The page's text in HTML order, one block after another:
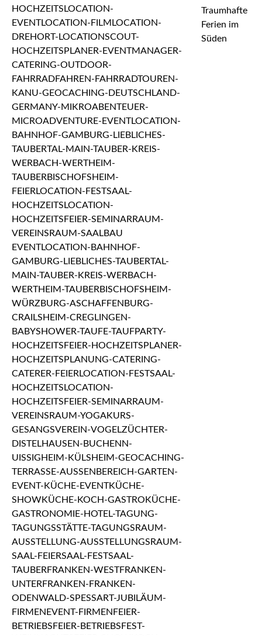
Traumhafte
Ferien im
Süden